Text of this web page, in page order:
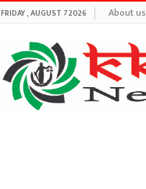
FRIDAY , AUGUST 7 2026 About us